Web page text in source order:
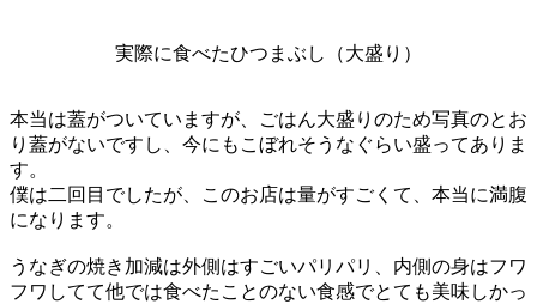
実際に食べたひつまぶし（大盛り）
本当は蓋がついていますが、ごはん大盛りのため写真のとお
り蓋がないですし、今にもこぼれそうなぐらい盛ってありま
す。
僕は二回目でしたが、このお店は量がすごくて、本当に満腹
になります。
うなぎの焼き加減は外側はすごいパリパリ、内側の身はフワ
フワしてて他では食べたことのない食感でとても美味しかっ